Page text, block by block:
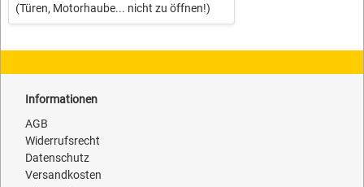
(Türen, Motorhaube... nicht zu öffnen!)
Informationen
AGB
Widerrufsrecht
Datenschutz
Versandkosten